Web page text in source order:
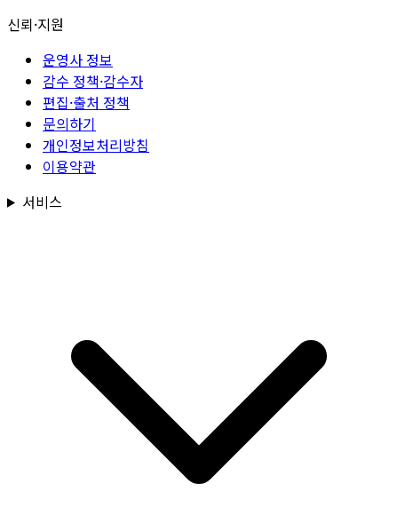
신뢰·지원
운영사 정보
감수 정책·감수자
편집·출처 정책
문의하기
개인정보처리방침
이용약관
서비스